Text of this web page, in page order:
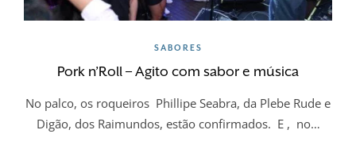
SABORES
Pork n’Roll – Agito com sabor e música
No palco, os roqueiros Phillipe Seabra, da Plebe Rude e
Digão, dos Raimundos, estão confirmados. E , no…